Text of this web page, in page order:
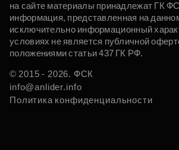
на сайте материалы принадлежат ГК
информация, представленная на
исключительно информационный
условиях не является публичной
положениями статьи 437 ГК РФ.
© 2015 - 2026. ФСК
info@anlider.info
Политика конфиденциальности